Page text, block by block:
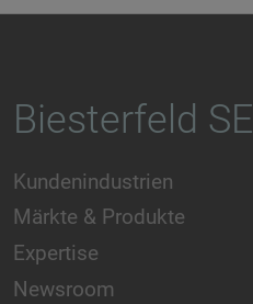
Biesterfeld SE
Kundenindustrien
Märkte & Produkte
Expertise
Newsroom